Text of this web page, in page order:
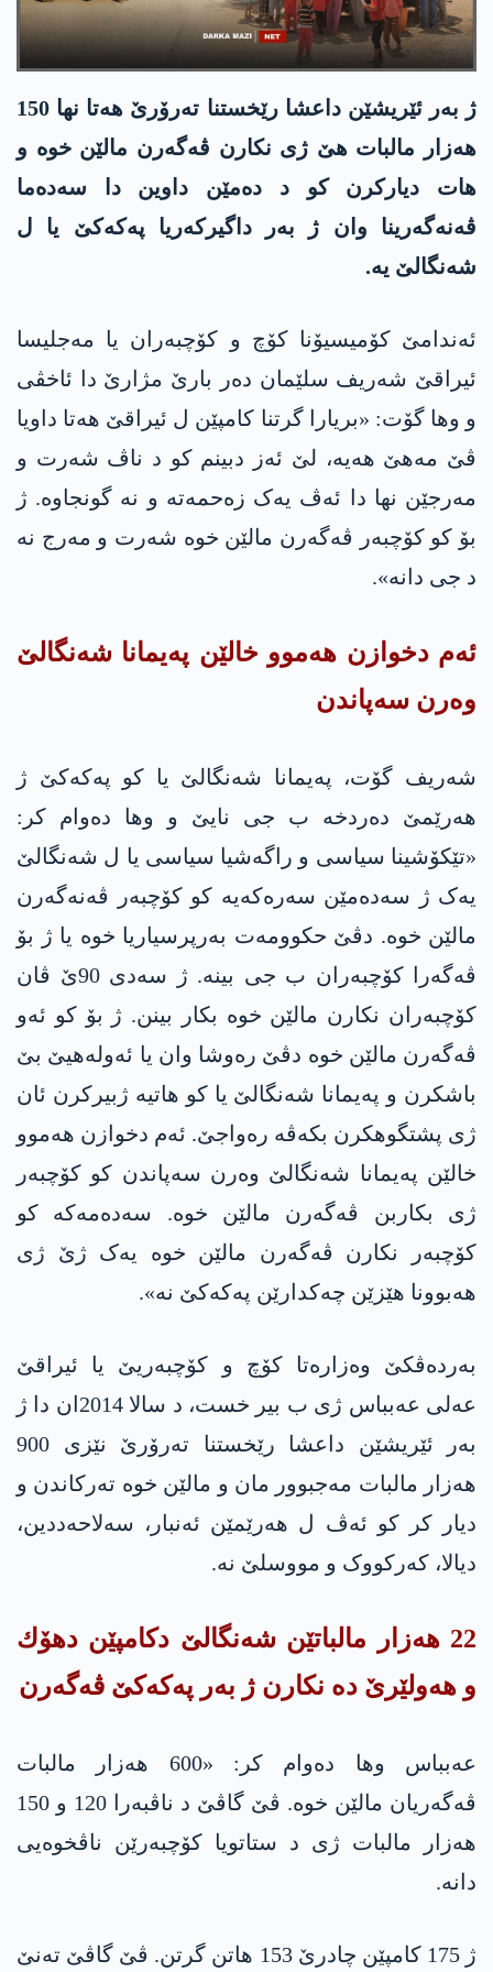
ژ بەر ئێریشێن داعشا رێخستنا تەرۆرێ هەتا نها 150
هەزار مالبات هێ ژی نکارن ڤەگەرن مالێن خوە و
هات دیارکرن کو د دەمێن داوین دا سەدەما
ڤەنەگەرینا وان ژ بەر داگیرکەریا په‌كه‌كێ یا ل
شەنگالێ یە.
ئەندامێ کۆمیسیۆنا کۆچ و کۆچبەران یا مەجلیسا
ئیراقێ شەریف سلێمان دەر بارێ مژارێ دا ئاخڤی
و وها گۆت: «بریارا گرتنا کامپێن ل ئیراقێ هەتا داویا
ڤێ مەهێ هەیە، لێ ئەز دبینم کو د ناڤ شەرت و
مەرجێن نها دا ئەڤ یەک زەحمەتە و نه‌ گونجاوە. ژ
بۆ کو کۆچبەر ڤەگەرن مالێن خوە شەرت و مەرج نە
د جی دانە».
ئەم دخوازن هەموو خالێن پەیمانا شەنگالێ
وەرن سەپاندن
شەریف گۆت، پەیمانا شەنگالێ یا کو په‌كه‌كێ ژ
هەرێمێ دەردخە ب جی نایێ و وها دەوام کر:
«تێکۆشینا سیاسی و راگەشیا سیاسی یا ل شەنگالێ
یەک ژ سەدەمێن سەرەکەیە کو کۆچبەر ڤەنەگەرن
مالێن خوە. دڤێ حکوومەت بەرپرسیاریا خوە یا ژ بۆ
ڤەگەرا کۆچبەران ب جی بینە. ژ سەدی 90ێ ڤان
کۆچبەران نکارن مالێن خوە بکار بینن. ژ بۆ کو ئەو
ڤەگەرن مالێن خوە دڤێ رەوشا وان یا ئەولەهیێ بێ
باشکرن و پەیمانا شەنگالێ یا کو هاتیە ژبیرکرن ئان
ژی پشتگوهکرن بکەڤە رەواجێ. ئەم دخوازن هەموو
خالێن پەیمانا شەنگالێ وەرن سەپاندن کو کۆچبەر
ژی بکاربن ڤەگەرن مالێن خوە. سەدەمەکە کو
کۆچبەر نکارن ڤەگەرن مالێن خوە یەک ژێ ژی
هەبوونا هێزێن چەکدارێن په‌كه‌كێ نە».
بەردەڤکێ وەزارەتا کۆچ و کۆچبەریێ یا ئیراقێ
عەلی عەبباس ژی ب بیر خست، د سالا 2014ان دا ژ
بەر ئێریشێن داعشا رێخستنا تەرۆرێ نێزی 900
هەزار مالبات مەجبوور مان و مالێن خوە تەرکاندن و
دیار کر کو ئەڤ ل هەرێمێن ئەنبار، سەلاحەددین،
دیالا، کەرکووک و مووسلێ نە.
22 هه‌زار مالباتێن شه‌نگالێ دكامپێن دهۆك
و هه‌ولێرێ ده‌ نكارن ژ به‌ر په‌كه‌كێ ڤه‌گه‌رن
عەبباس وها دەوام کر: «600 هەزار مالبات
ڤەگەریان مالێن خوە. ڤێ گاڤێ د ناڤبەرا 120 و 150
هەزار مالبات ژی د ستاتویا کۆچبەرێن ناڤخوەیی
دانە.
ژ 175 کامپێن چادرێ 153 هاتن گرتن. ڤێ گاڤێ تەنێ